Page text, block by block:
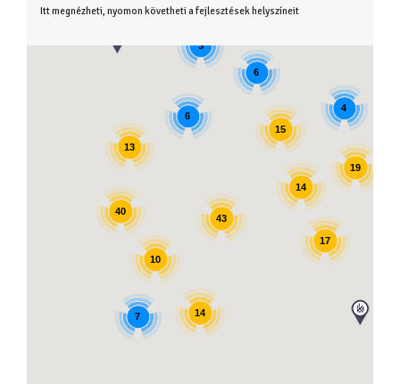
Itt megnézheti, nyomon követheti a fejlesztések helyszíneit
14
17
40
43
19
6
13
15
4
6
3
7
14
10